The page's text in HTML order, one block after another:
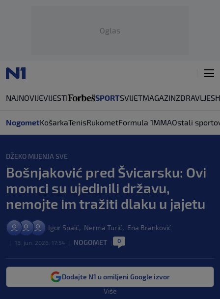
Oglas
NAJNOVIJEVIJESTI SPORTSVIJETMAGAZINZDRAVLJE
NogometKošarkaTenisRukometFormula 1MMAOstali
DŽEKO MIJENJA SVE
Bošnjaković pred Švicarsku: Ovi
momci su ujedinili državu,
nemojte im tražiti dlaku u jajetu
Igor Spaić, Nerma Turić, Ena Branković
18. jun. 2026. 17:54 NOGOMET 0
Dodajte N1 u omiljeni Google izvor
Više